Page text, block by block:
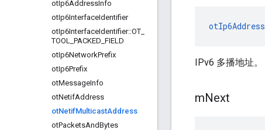
otIp6AddressInfo
otIp6InterfaceIdentifier
otIp6InterfaceIdentifier::OT
TOOL PACKED FIELD
otIp6NetworkPrefix
otIp6Prefix
otMessageInfo
otNetifAddress
otNetifMulticastAddress
otPacketsAndBytes
otIp6Address
IPv6 多播地址。
mNext